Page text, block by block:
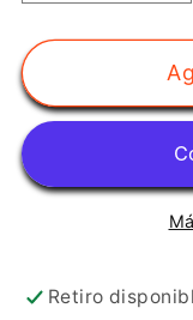
para
Gimnasia
Retiro